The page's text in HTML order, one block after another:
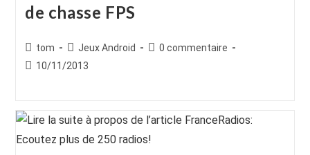
de chasse FPS
Auteur/autrice
de
tom
Post
category:
Jeux Android
Commentaires
0 commentaire
Publication
10/11/2013